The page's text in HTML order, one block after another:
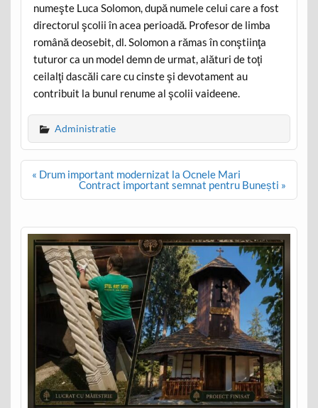
numeşte Luca Solomon, după numele celui care a fost
directorul şcolii în acea perioadă. Profesor de limba
română deosebit, dl. Solomon a rămas în conştiinţa
tuturor ca un model demn de urmat, alături de toţi
ceilalţi dascăli care cu cinste şi devotament au
contribuit la bunul renume al şcolii vaideene.
Administratie
Post
navigation
« Drum important modernizat la Ocnele Mari
Contract important semnat pentru Bunești »